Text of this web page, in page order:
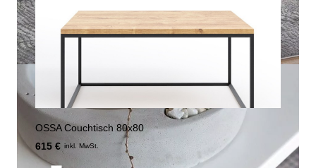
OSSA Couchtisch 80x80
615 € inkl. MwSt.